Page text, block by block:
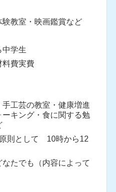
教室・映画鑑賞など
中学生
料費実費
工芸の教室・健康増進
キング・食に関する勉
則として 10時から12
たでも（内容によって